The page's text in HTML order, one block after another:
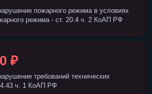
пожарного режима в условиях
режима - ст. 20.4 ч. 2 КоАП РФ
₽
требований технических
ч. 1 КоАП РФ